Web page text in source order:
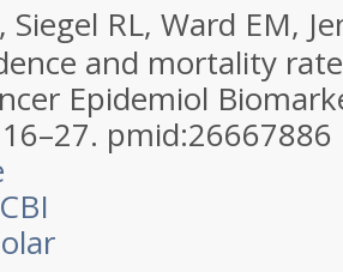
Siegel RL, Ward EM,
and mortality
Epidemiol
pmid:26667886